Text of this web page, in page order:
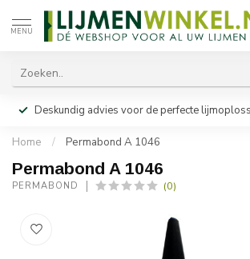
MENU
Deskundig advies voor de perfecte
Home / Permabond A 1046
Permabond A 1046
PERMABOND (0)